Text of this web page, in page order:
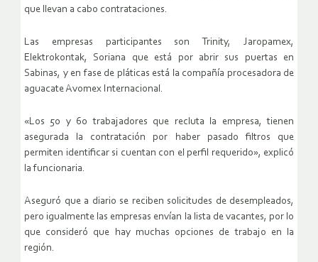
que llevan a cabo contrataciones.
Las empresas participantes son Trinity, Jaropamex,
Elektrokontak, Soriana que está por abrir sus puertas en
Sabinas, y en fase de pláticas está la compañía procesadora de
aguacate Avomex Internacional.
«Los 50 y 60 trabajadores que recluta la empresa, tienen
asegurada la contratación por haber pasado filtros que
permiten identificar si cuentan con el perfil requerido», explicó
la funcionaria.
Aseguró que a diario se reciben solicitudes de desempleados,
pero igualmente las empresas envían la lista de vacantes, por lo
que consideró que hay muchas opciones de trabajo en la
región.